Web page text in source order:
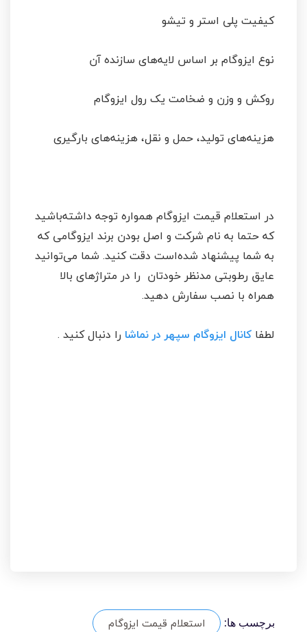
کیفیت پلی استر و تیشو
نوع ایزوگام بر اساس لایه‌های سازنده آن
روکش و وزن و ضخامت یک رول ایزوگام
هزینه‌های تولید، حمل و نقل، هزینه‌های بارگیری
در استعلام قیمت ایزوگام همواره توجه داشته‌باشید
که حتما به نام شرکت و اصل بودن برند ایزوگامی که
به شما پیشنهاد شده‌است دقت کنید. شما می‌توانید
عایق رطوبتی مدنظر خودتان را در متراژهای بالا
همراه با نصب سفارش دهید.
لطفا کانال ایزوگام سپهر در نماشا را دنبال کنید .
برچسب ها: استعلام قیمت ایزوگام